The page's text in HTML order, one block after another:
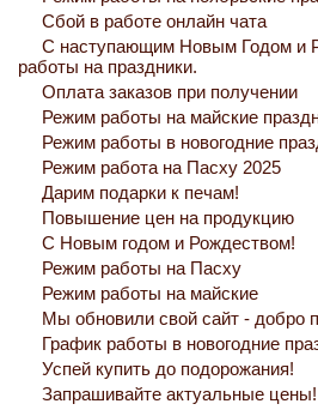
Сбой в работе онлайн чата
С наступающим Новым Годом и
работы на праздники.
Оплата заказов при получении
Режим работы на майские
Режим работы в новогодние
Режим работа на Пасху 2025
Дарим подарки к печам!
Повышение цен на продукцию
С Новым годом и Рождеством!
Режим работы на Пасху
Режим работы на майские
Мы обновили свой сайт - добро
График работы в новогодние
Успей купить до подорожания!
Запрашивайте актуальные цены!